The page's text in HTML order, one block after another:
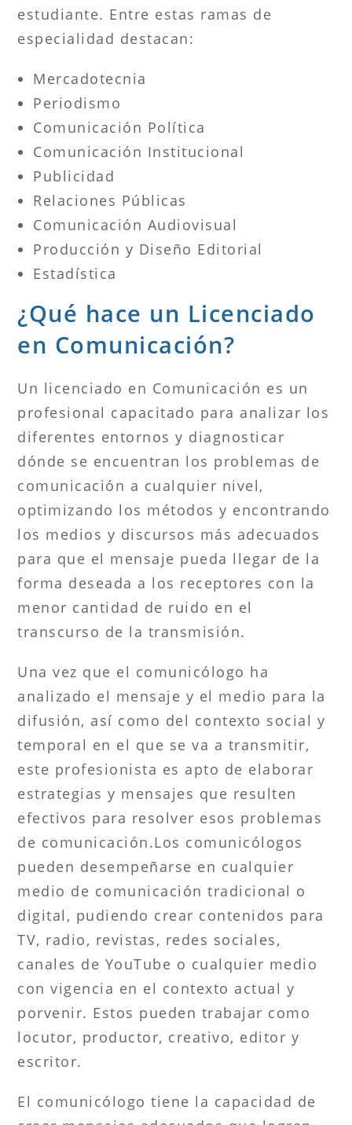
estudiante. Entre estas ramas de
especialidad destacan:
Mercadotecnia
Periodismo
Comunicación Política
Comunicación Institucional
Publicidad
Relaciones Públicas
Comunicación Audiovisual
Producción y Diseño Editorial
Estadística
¿Qué hace un Licenciado
en Comunicación?
Un licenciado en Comunicación es un
profesional capacitado para analizar los
diferentes entornos y diagnosticar
dónde se encuentran los problemas de
comunicación a cualquier nivel,
optimizando los métodos y encontrando
los medios y discursos más adecuados
para que el mensaje pueda llegar de la
forma deseada a los receptores con la
menor cantidad de ruido en el
transcurso de la transmisión.
Una vez que el comunicólogo ha
analizado el mensaje y el medio para la
difusión, así como del contexto social y
temporal en el que se va a transmitir,
este profesionista es apto de elaborar
estrategias y mensajes que resulten
efectivos para resolver esos problemas
de comunicación.Los comunicólogos
pueden desempeñarse en cualquier
medio de comunicación tradicional o
digital, pudiendo crear contenidos para
TV, radio, revistas, redes sociales,
canales de YouTube o cualquier medio
con vigencia en el contexto actual y
porvenir. Estos pueden trabajar como
locutor, productor, creativo, editor y
escritor.
El comunicólogo tiene la capacidad de